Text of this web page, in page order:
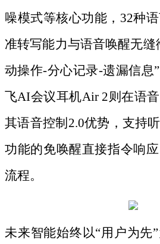
噪模式等核心功能，32种
准转写能力与语音唤醒无缝
动操作-分心记录-遗漏信息
飞AI会议耳机Air 2则在语
其语音控制2.0优势，支持
功能的免唤醒直接指令响
流程。
未来智能始终以“用户为先